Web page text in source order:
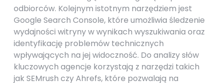
odbiorców. Kolejnym istotnym narzędziem jest
Google Search Console, które umożliwia śledzenie
wydajności witryny w wynikach wyszukiwania oraz
identyfikację problemów technicznych
wpływających na jej widoczność. Do analizy słów
kluczowych agencje korzystają z narzędzi takich
jak SEMrush czy Ahrefs, które pozwalają na